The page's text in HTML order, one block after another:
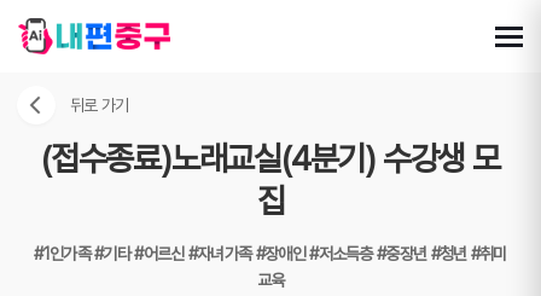
뒤로 가기
(접수종료)노래교실(4분기) 수강생 모
집
#1인가족#기타#어르신#자녀가족#장애인#저소득층#중장년#청년#취미
교육